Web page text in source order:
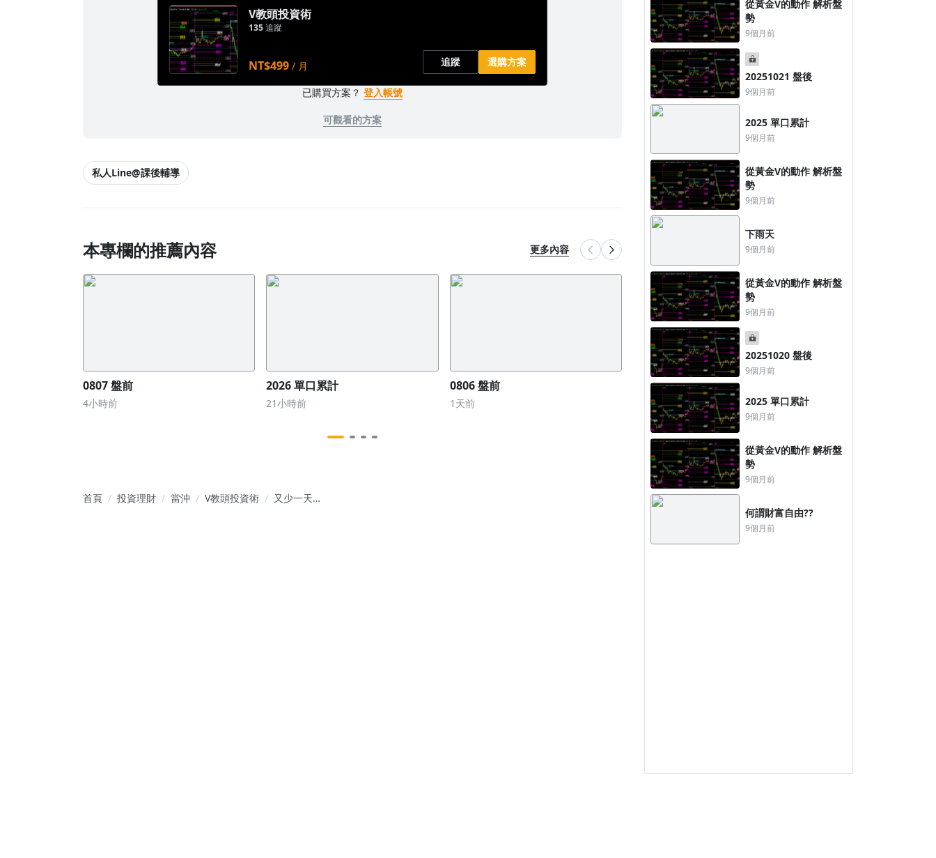
V教頭投資術
135追蹤
NT$499 / 月 追蹤 選購方案
已購買方案？ 登入帳號
可觀看的方案
私人Line@課後輔導
本專欄的推薦內容 更多內容
0807 盤前
4小時前
2026 單口累計
21小時前
0806 盤前
1天前
2026 單口累計
1天前
首頁 投資理財 當沖 V教頭投資術
又少一天可
從黃金V的動作 解析盤
勢
9個月前
20251021 盤後
9個月前
2025 單口累計
9個月前
從黃金V的動作 解析盤
勢
9個月前
下雨天
9個月前
從黃金V的動作 解析盤
勢
9個月前
20251020 盤後
9個月前
2025 單口累計
9個月前
從黃金V的動作 解析盤
勢
9個月前
何謂財富自由??
9個月前